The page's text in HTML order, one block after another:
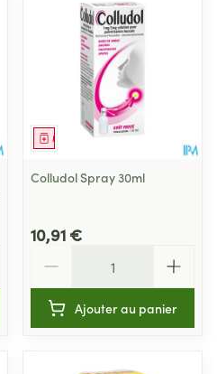
Médicament
Colludol Spray 30ml
10,91 €
Ajouter au panier